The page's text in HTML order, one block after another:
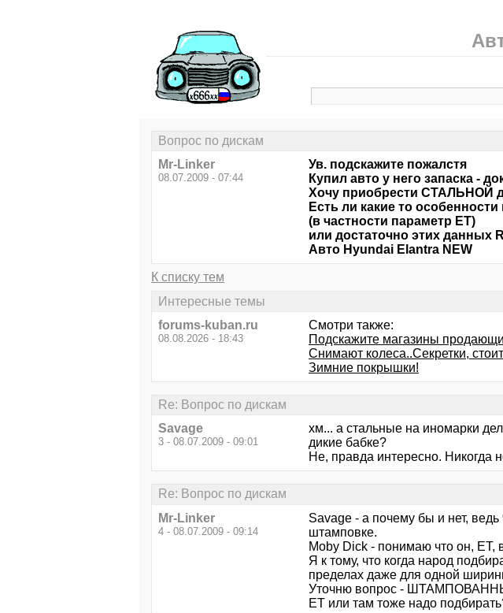
Вопрос по дискам
Mr-Linker
08.07.2009 - 07:44
Ув. подскажите пожалстя
Купил авто у него запаска -
Хочу приобрести СТАЛЬНОЙ
Есть ли какие то
(в частности параметр ЕТ)
или достаточно этих данных
Авто Hyundai Elantra NEW
К списку тем
Интересные темы
forums-kuban.ru
08.08.2026 - 18:43
Смотри также:
Подскажите магазины
Снимают колеса..Секретки,
Зимние покрышки!
Re: Вопрос по дискам
Savage
3 - 08.07.2009 - 09:01
хм... а стальные на иномарки
дикие бабке?
Не, правда интересно. Никогда
Re: Вопрос по дискам
Mr-Linker
4 - 08.07.2009 - 09:14
Savage - а почему бы и нет,
штамповке.
Moby Dick - понимаю что он, ЕТ,
Я к тому, что когда народ
пределах даже для одной
Уточню вопрос - ШТАМПОВАННЫЕ
ЕТ или там тоже надо